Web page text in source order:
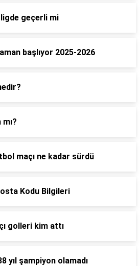
geçerli mi
başlıyor 2025-2026
maçı ne kadar sürdü
Kodu Bilgileri
golleri kim attı
yıl şampiyon olamadı